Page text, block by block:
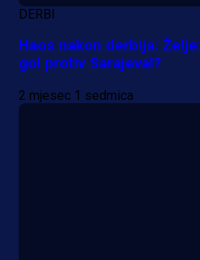
DERBI
Haos nakon derbija:
gol protiv Sarajeva!?
2 mjesec 1 sedmica